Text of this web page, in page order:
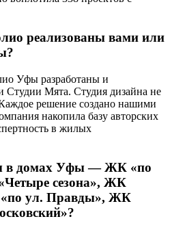
реализованы вами или
Уфы разработаны и
Студии Мята. Студия дизайна не
решение создано нашими
накопила базу авторских
в жилых
в домах Уфы — ЖК «по
сезона», ЖК
ул. Правды», ЖК